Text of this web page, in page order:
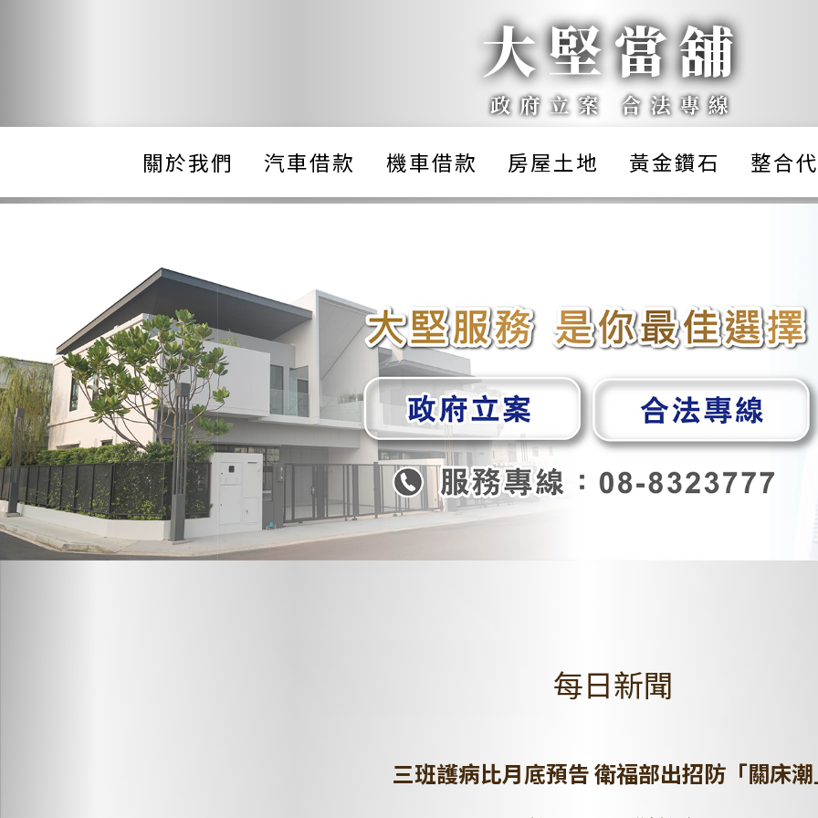
大堅當舖
政府立案 合法專線
關於我們
汽車借款 機車借款 房屋土地 黃金鑽石 整合
Previous
每日新聞
三班護病比月底預告 衛福部出招防「關床